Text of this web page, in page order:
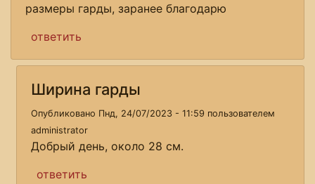
размеры гарды, заранее благодарю
ответить
Ширина гарды
Опубликовано Пнд, 24/07/2023 - 11:59 пользователем
administrator
Добрый день, около 28 см.
ответить